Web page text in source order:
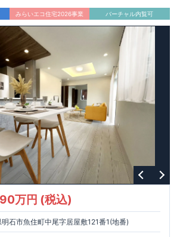
みらいエコ住宅2026事業 バーチャル内覧可
万円 (税込)
明石市魚住町中尾字居屋敷121番1(地番)